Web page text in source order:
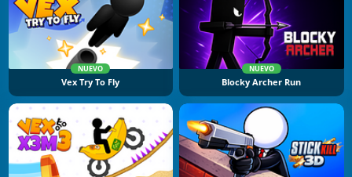
NUEVO
Vex Try To Fly
NUEVO
Blocky Archer Run